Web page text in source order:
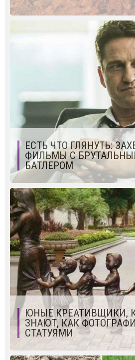
ЕСТЬ ЧТО ГЛЯНУТЬ:
ФИЛЬМЫ С
БАТЛЕРОМ
ЮНЫЕ КРЕАТИВЩИКИ,
ЗНАЮТ, КАК
СТАТУЯМИ